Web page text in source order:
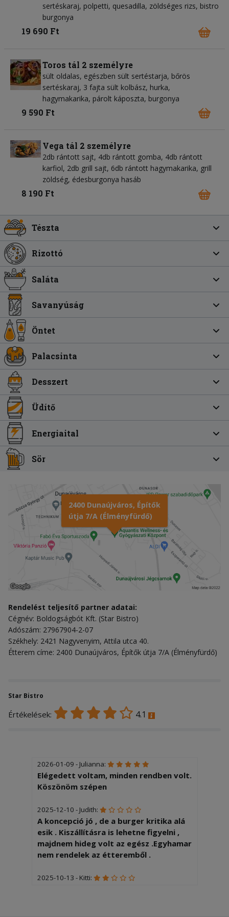
sertéskaraj, polpetti, quesadilla, zöldséges rizs, bistro
burgonya
19 690 Ft
Toros tál 2 személyre
sült oldalas, egészben sült sertéstarja, bőrös
sertéskaraj, 3 fajta sült kolbász, hurka,
hagymakarika, párolt káposzta, burgonya
9 590 Ft
Vega tál 2 személyre
2db rántott sajt, 4db rántott gomba, 4db rántott
karfiol, 2db grill sajt, 6db rántott hagymakarika, grill
zöldség, édesburgonya hasáb
8 190 Ft
Tészta
Rizottó
Saláta
Savanyúság
Öntet
Palacsinta
Desszert
Üdítő
Energiaital
Sör
2400 Dunaújváros, Építők
útja 7/A (Élményfürdő)
Rendelést teljesítő partner adatai:
Cégnév: Boldogságbót Kft. (Star Bistro)
Adószám: 27967904-2-07
Székhely: 2421 Nagyvenyim, Attila utca 40.
Étterem címe: 2400 Dunaújváros, Építők útja 7/A (Élményfürdő)
Star Bistro
Értékelések: 4.1
2026-01-09 - Julianna:
Elégedett voltam, minden rendben volt.
Köszönöm szépen
2025-12-10 - Judith:
A koncepció jó , de a burger kritika alá
esik . Kiszállításra is lehetne figyelni ,
majdnem hideg volt az egész .Egyhamar
nem rendelek az étteremből .
2025-10-13 - Kitti: